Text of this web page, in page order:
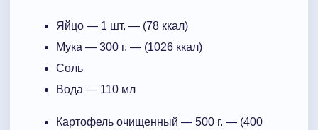
Яйцо — 1 шт. — (78 ккал)
Мука — 300 г. — (1026 ккал)
Соль
Вода — 110 мл
Картофель очищенный — 500 г. — (400